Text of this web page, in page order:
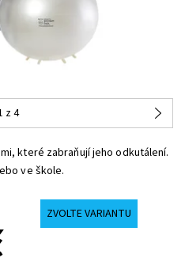
z 4
které zabraňují jeho odkutálení.
ve škole.
ZVOLTE VARIANTU